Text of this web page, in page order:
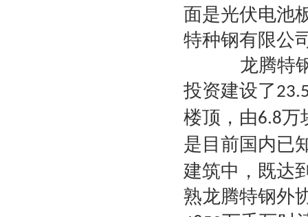
面是光伏电池
特种钢有限公
龙腾特钢
投资建设了
楼顶，由6.8万
是目前国内已
建筑中，既达
熟龙腾特钢外